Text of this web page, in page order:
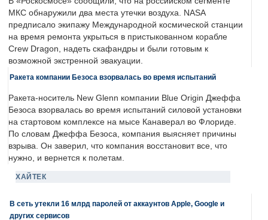
МКС обнаружили два места утечки воздуха. NASA
предписало экипажу Международной космической станции
на время ремонта укрыться в пристыкованном корабле
Crew Dragon, надеть скафандры и были готовым к
возможной экстренной эвакуации.
Ракета компании Безоса взорвалась во время испытаний
Ракета-носитель New Glenn компании Blue Origin Джеффа
Безоса взорвалась во время испытаний силовой установки
на стартовом комплексе на мысе Канаверал во Флориде.
По словам Джеффа Безоса, компания выясняет причины
взрыва. Он заверил, что компания восстановит все, что
нужно, и вернется к полетам.
ХАЙТЕК
В сеть утекли 16 млрд паролей от аккаунтов Apple, Google и
других сервисов